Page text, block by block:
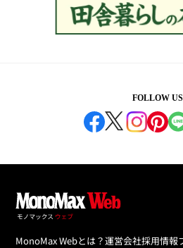
FOLLOW US
MonoMax Webとは？運営会社採用情報